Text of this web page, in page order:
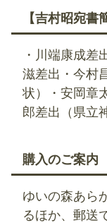
【吉村昭宛書
・川端康成差
滋差出・今村
状）・安岡章
郎差出（県立
購入のご案内
ゆいの森あら
るほか、郵送